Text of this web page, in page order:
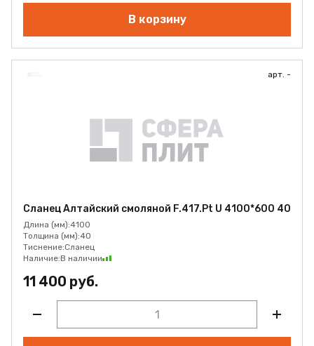
В корзину
арт. -
Сланец Алтайский смоляной F.417.Pt U 4100*600 40
Длина (мм):4100
Толщина (мм):40
Тиснение:Сланец
Наличие:В наличии
11 400 руб.